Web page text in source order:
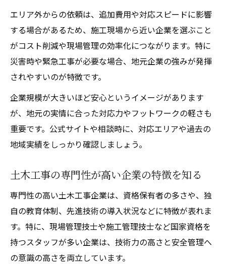
エリア外からの依頼は、追加費用や対応スピードに影響
する場合があるため、施工現場から近い企業を選ぶこと
がコスト削減や現場管理の効率化につながります。特に
災害時や緊急工事が必要な場合、地元企業の強みが発揮
されやすいのが特徴です。
企業規模が大きいほど安心というイメージがあります
が、地元の実情に合った対応力やフットワークの軽さも
重要です。公式サイトや相談時に、対応エリアや過去の
地域実績をしっかり確認しましょう。
土木工事の専門性が高い企業の特徴を知る
専門性の高い土木工事企業は、資格保有者の多さや、独
自の教育体制、先進技術の導入状況などに特徴が表れま
す。特に、現場管理技士や施工管理技士など国家資格を
持つスタッフが多い企業は、技術力の高さと安全管理へ
の意識の高さを両立しています。